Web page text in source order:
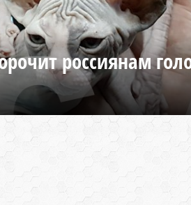
россиянам